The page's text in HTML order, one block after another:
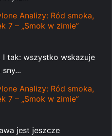
Analizy: Ród smoka,
7 – „Smok w zimie”
I tak: wszystko wskazuje
Analizy: Ród smoka,
7 – „Smok w zimie”
jest jeszcze